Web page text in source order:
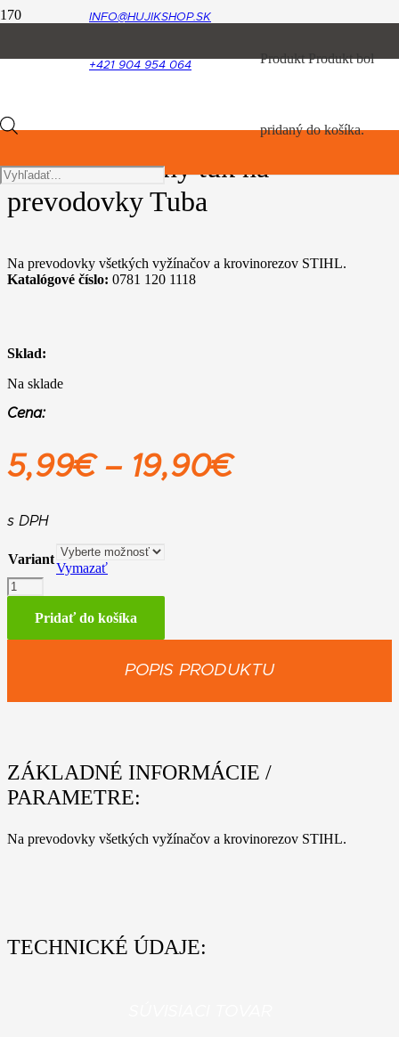
INFO@HUJIKSHOP.SK
+421 904 954 064 ProduktProduktbol
pridaný do košíka.
Products
search
Mazivá
Vysokovýkonný tuk na
prevodovky Tuba
Na prevodovky všetkých vyžínačov a krovinorezov STIHL.
Katalógové číslo: 0781 120 1118
Sklad:
Na sklade
Cena:
5,99€ – 19,90€Price
s DPH
Variant
Vymazať
množstvo
Vysokovýkonný
Pridať do košíka
POPIS PRODUKTU
ZÁKLADNÉ INFORMÁCIE /
PARAMETRE:
Na prevodovky všetkých vyžínačov a krovinorezov STIHL.
TECHNICKÉ ÚDAJE: